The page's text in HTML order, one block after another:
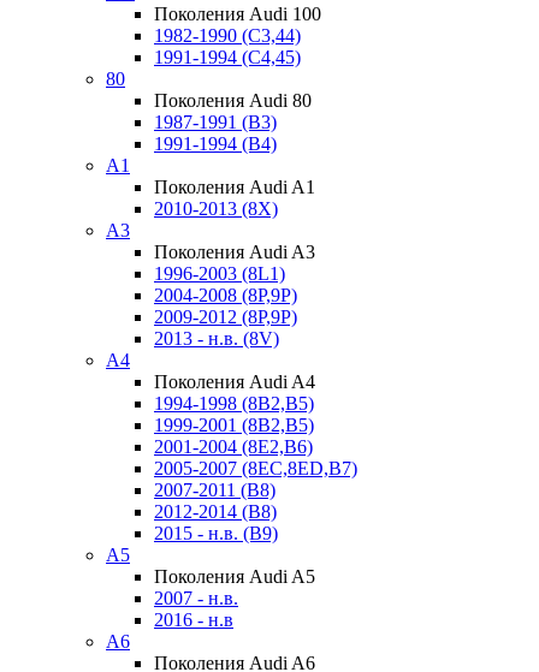
Поколения Audi 100
1982-1990 (С3,44)
1991-1994 (С4,45)
80
Поколения Audi 80
1987-1991 (B3)
1991-1994 (B4)
A1
Поколения Audi A1
2010-2013 (8X)
A3
Поколения Audi A3
1996-2003 (8L1)
2004-2008 (8P,9P)
2009-2012 (8P,9P)
2013 - н.в. (8V)
A4
Поколения Audi A4
1994-1998 (8B2,B5)
1999-2001 (8B2,B5)
2001-2004 (8E2,B6)
2005-2007 (8EC,8ED,B7)
2007-2011 (B8)
2012-2014 (B8)
2015 - н.в. (B9)
A5
Поколения Audi A5
2007 - н.в.
2016 - н.в
A6
Поколения Audi A6